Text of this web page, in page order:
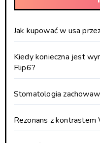
Jak kupować w usa
Kiedy konieczna jest
Flip6?
Stomatologia
Rezonans z kontrastem